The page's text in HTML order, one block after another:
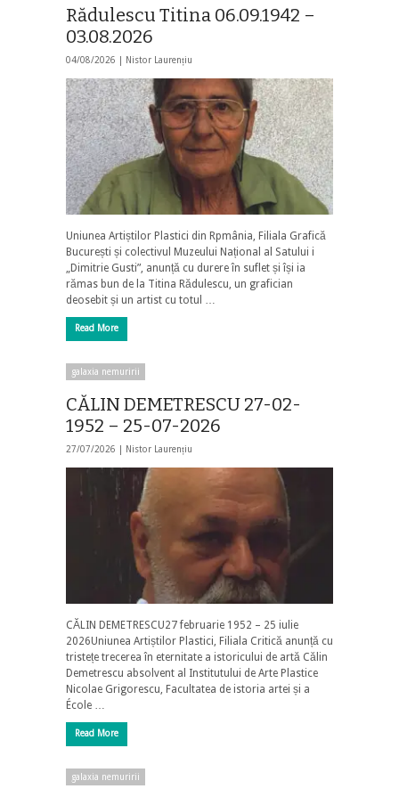
Rădulescu Titina 06.09.1942 –
03.08.2026
04/08/2026 | Nistor Laurențiu
Uniunea Artiștilor Plastici din Rpmânia, Filiala Grafică
București și colectivul Muzeului Național al Satului i
„Dimitrie Gusti”, anunță cu durere în suflet și își ia
rămas bun de la Titina Rădulescu, un grafician
deosebit și un artist cu totul …
Read More
galaxia nemuririi
CĂLIN DEMETRESCU 27-02-
1952 – 25-07-2026
27/07/2026 | Nistor Laurențiu
CĂLIN DEMETRESCU27 februarie 1952 – 25 iulie
2026Uniunea Artiștilor Plastici, Filiala Critică anunță cu
tristețe trecerea în eternitate a istoricului de artă Călin
Demetrescu absolvent al Institutului de Arte Plastice
Nicolae Grigorescu, Facultatea de istoria artei și a
École …
Read More
galaxia nemuririi